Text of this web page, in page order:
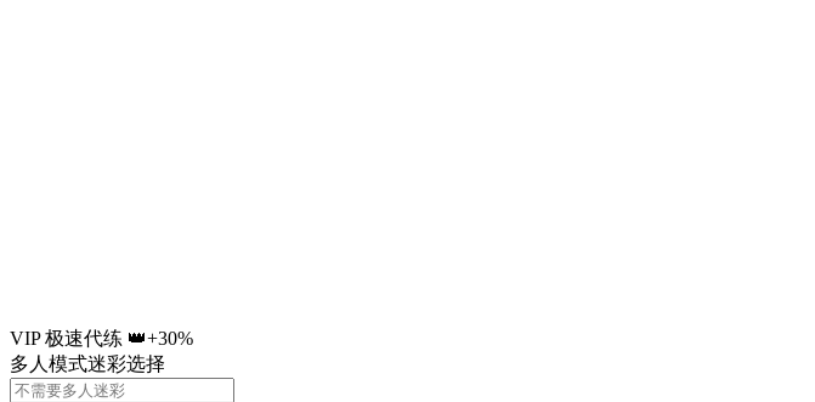
VIP 极速代练 👑+30%
多人模式迷彩选择